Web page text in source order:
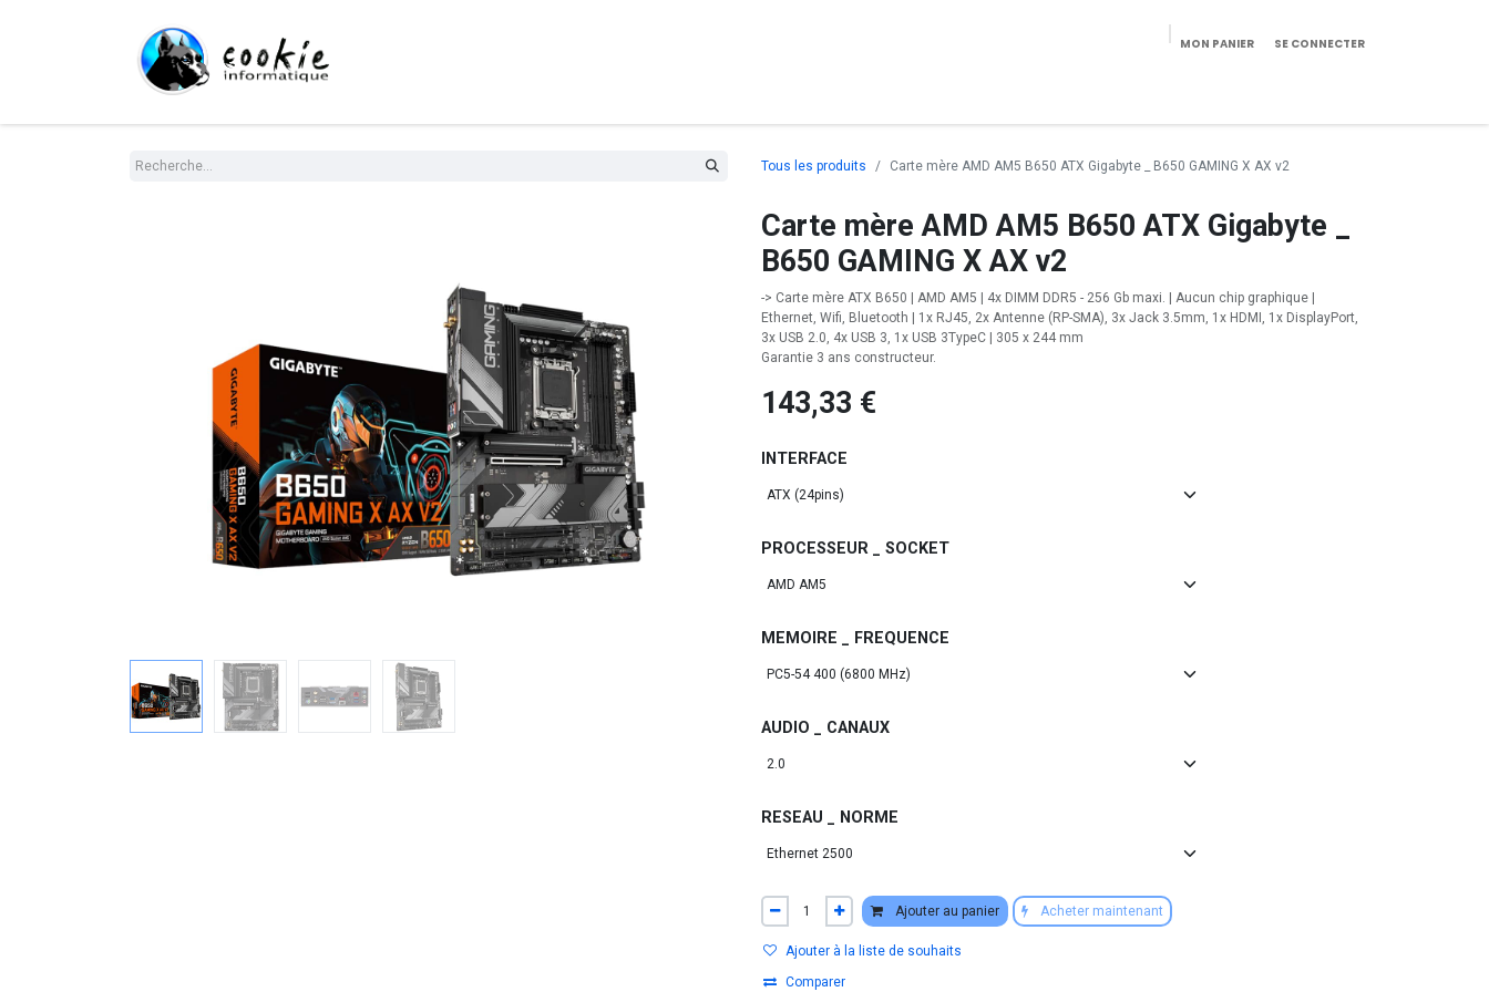
MON PANIER SE CONNECTER
Tous les produits Carte mère AMD AM5 B650 ATX Gigabyte _ B650 GAMING X AX v2
Carte mère AMD AM5 B650 ATX Gigabyte _
B650 GAMING X AX v2
-> Carte mère ATX B650 | AMD AM5 | 4x DIMM DDR5 - 256 Gb maxi. | Aucun chip graphique |
Ethernet, Wifi, Bluetooth | 1x RJ45, 2x Antenne (RP-SMA), 3x Jack 3.5mm, 1x HDMI, 1x DisplayPort,
3x USB 2.0, 4x USB 3, 1x USB 3TypeC | 305 x 244 mm
Garantie 3 ans constructeur.
143,33 €
INTERFACE
PROCESSEUR _ SOCKET
MEMOIRE _ FREQUENCE
AUDIO _ CANAUX
RESEAU _ NORME
Ajouter au panier Acheter maintenant
Ajouter à la liste de souhaits
Comparer